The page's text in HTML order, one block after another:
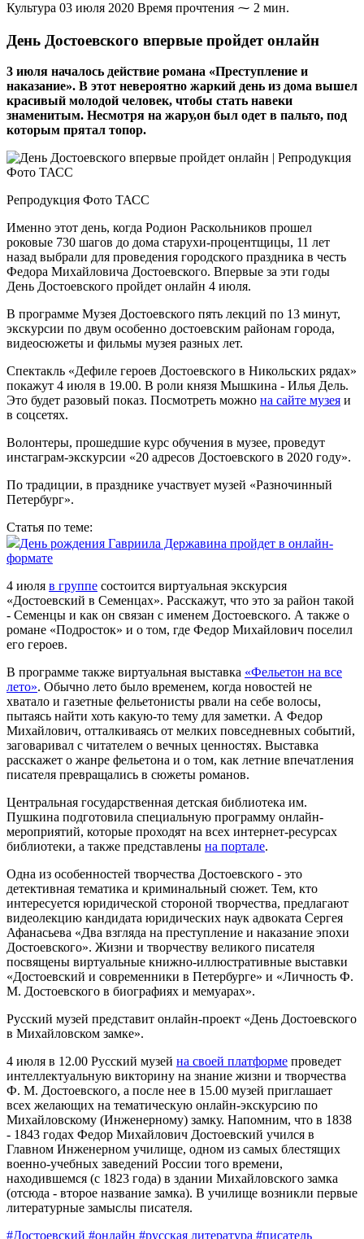
Культура 03 июля 2020 Время прочтения ⁓ 2 мин.
День Достоевского впервые пройдет онлайн
3 июля началось действие романа «Преступление и
наказание». В этот невероятно жаркий день из дома вышел
красивый молодой человек, чтобы стать навеки
знаменитым. Несмотря на жару,он был одет в пальто, под
которым прятал топор.
Репродукция Фото ТАСС
Именно этот день, когда Родион Раскольников прошел
роковые 730 шагов до дома старухи-процентщицы, 11 лет
назад выбрали для проведения городского праздника в честь
Федора Михайловича Достоевского. Впервые за эти годы
День Достоевского пройдет онлайн 4 июля.
В программе Музея Достоевского пять лекций по 13 минут,
экскурсии по двум особенно достоевским районам города,
видеосюжеты и фильмы музея разных лет.
Спектакль «Дефиле героев Достоевского в Никольских рядах»
покажут 4 июля в 19.00. В роли князя Мышкина - Илья Дель.
Это будет разовый показ. Посмотреть можно на сайте музея и
в соцсетях.
Волонтеры, прошедшие курс обучения в музее, проведут
инстаграм-экскурсии «20 адресов Достоевского в 2020 году».
По традиции, в празднике участвует музей «Разночинный
Петербург».
Статья по теме:
День рождения Гавриила Державина пройдет в онлайн-
формате
4 июля в группе состоится виртуальная экскурсия
«Достоевский в Семенцах». Расскажут, что это за район такой
- Семенцы и как он связан с именем Достоевского. А также о
романе «Подросток» и о том, где Федор Михайлович поселил
его героев.
В программе также виртуальная выставка «Фельетон на все
лето». Обычно лето было временем, когда новостей не
хватало и газетные фельетонисты рвали на себе волосы,
пытаясь найти хоть какую-то тему для заметки. А Федор
Михайлович, отталкиваясь от мелких повседневных событий,
заговаривал с читателем о вечных ценностях. Выставка
расскажет о жанре фельетона и о том, как летние впечатления
писателя превращались в сюжеты романов.
Центральная государственная детская библиотека им.
Пушкина подготовила специальную программу онлайн-
мероприятий, которые проходят на всех интернет-ресурсах
библиотеки, а также представлены на портале.
Одна из особенностей творчества Достоевского - это
детективная тематика и криминальный сюжет. Тем, кто
интересуется юридической стороной творчества, предлагают
видеолекцию кандидата юридических наук адвоката Сергея
Афанасьева «Два взгляда на преступление и наказание эпохи
Достоевского». Жизни и творчеству великого писателя
посвящены виртуальные книжно-иллюстративные выставки
«Достоевский и современники в Петербурге» и «Личность Ф.
М. Достоевского в биографиях и мемуарах».
Русский музей представит онлайн-проект «День Достоевского
в Михайловском замке».
4 июля в 12.00 Русский музей на своей платформе проведет
интеллектуальную викторину на знание жизни и творчества
Ф. М. Достоевского, а после нее в 15.00 музей приглашает
всех желающих на тематическую онлайн-экскурсию по
Михайловскому (Инженерному) замку. Напомним, что в 1838
- 1843 годах Федор Михайлович Достоевский учился в
Главном Инженерном училище, одном из самых блестящих
военно-учебных заведений России того времени,
находившемся (с 1823 года) в здании Михайловского замка
(отсюда - второе название замка). В училище возникли первые
литературные замыслы писателя.
#Достоевский #онлайн #русская литература #писатель